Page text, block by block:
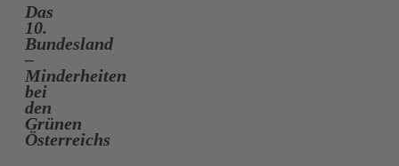
Das
10.
Bundesland
–
Minderheiten
bei
den
Grünen
Österreichs